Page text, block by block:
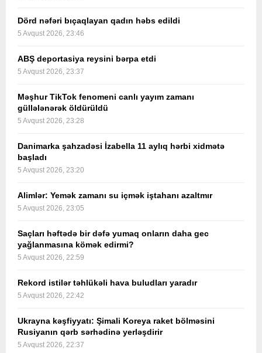
Dörd nəfəri bıçaqlayan qadın həbs edildi
5 Avqust 2026, 23:46
ABŞ deportasiya reysini bərpa etdi
5 Avqust 2026, 23:37
Məşhur TikTok fenomeni canlı yayım zamanı
güllələnərək öldürüldü
5 Avqust 2026, 23:28
Danimarka şahzadəsi İzabella 11 aylıq hərbi xidmətə
başladı
5 Avqust 2026, 23:20
Alimlər: Yemək zamanı su içmək iştahanı azaltmır
5 Avqust 2026, 23:05
Saçları həftədə bir dəfə yumaq onların daha gec
yağlanmasına kömək edirmi?
5 Avqust 2026, 22:59
Rekord istilər təhlükəli hava buludları yaradır
5 Avqust 2026, 22:42
Ukrayna kəşfiyyatı: Şimali Koreya raket bölməsini
Rusiyanın qərb sərhədinə yerləşdirir
5 Avqust 2026, 22:37